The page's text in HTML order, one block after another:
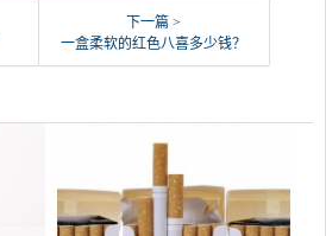
下一篇 >
一盒柔软的红色八喜多少钱？